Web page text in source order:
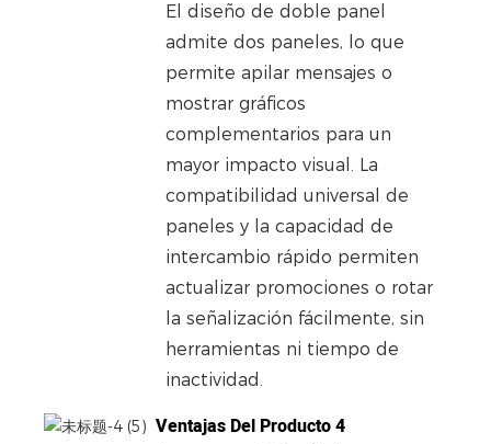
El diseño de doble panel
admite dos paneles, lo que
permite apilar mensajes o
mostrar gráficos
complementarios para un
mayor impacto visual. La
compatibilidad universal de
paneles y la capacidad de
intercambio rápido permiten
actualizar promociones o rotar
la señalización fácilmente, sin
herramientas ni tiempo de
inactividad.
Ventajas Del Producto 4